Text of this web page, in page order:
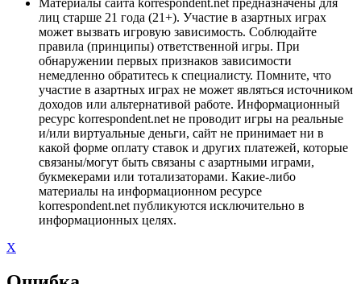
Материалы сайта korrespondent.net предназначены для
лиц старше 21 года (21+). Участие в азартных играх
может вызвать игровую зависимость. Соблюдайте
правила (принципы) ответственной игры. При
обнаружении первых признаков зависимости
немедленно обратитесь к специалисту. Помните, что
участие в азартных играх не может являться источником
доходов или альтернативой работе. Информационный
ресурс korrespondent.net не проводит игры на реальные
и/или виртуальные деньги, сайт не принимает ни в
какой форме оплату ставок и других платежей, которые
связаны/могут быть связаны с азартными играми,
букмекерами или тотализаторами. Какие-либо
материалы на информационном ресурсе
korrespondent.net публикуются исключительно в
информационных целях.
X